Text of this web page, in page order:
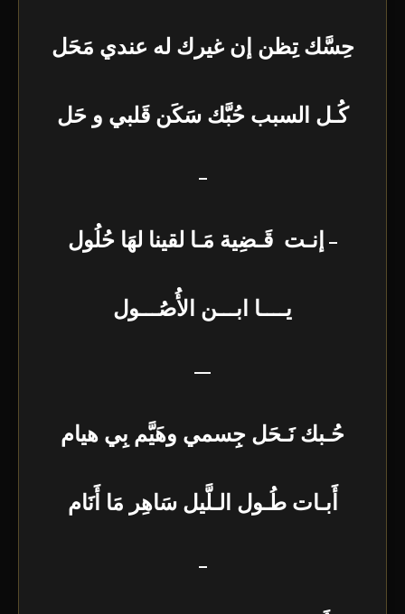
حِسَّك تِظن إن غيرك له عندي مَحَل
كُـل السبب حُبَّك سَكَن قَلبي و حَل
–
–إنـت قَـضِية مَـا لقينا لهَا حُلُول
يــــا ابـــن الأُصُـــول
—
حُـبك نَـحَل جِسمي وهَيَّم بِي هيام
أَبـات طُـول الـلَّيل سَاهِر مَا أَنَام
–